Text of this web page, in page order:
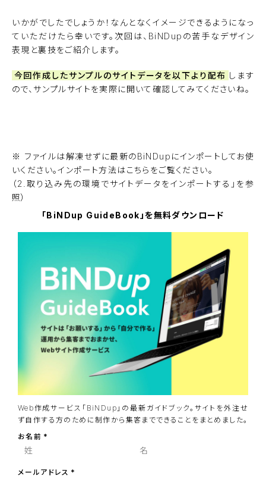
いかがでしたでしょうか！なんとなくイメージできるようになっ
ていただけたら幸いです。次回は、BiNDupの苦手なデザイン
表現と裏技をご紹介します。
今回作成したサンプルのサイトデータを以下より配布 します
ので、サンプルサイトを実際に開いて確認してみてくださいね。
※ ファイルは解凍せずに最新のBiNDupにインポートしてお使
いください。インポート方法はこちら をご覧ください。
（2.取り込み先の環境でサイトデータをインポートする」を参
照）
「BiNDup GuideBook」を無料ダウンロード
Web作成サービス「BiNDup」の最新ガイドブック。サイトを外注せ
ず自作する方のために制作から集客までできることをまとめました。
お名前
メールアドレス